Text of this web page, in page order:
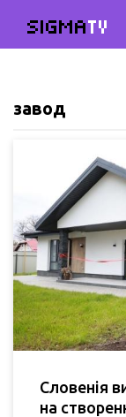
SIGMATV
завод
Словенія
на